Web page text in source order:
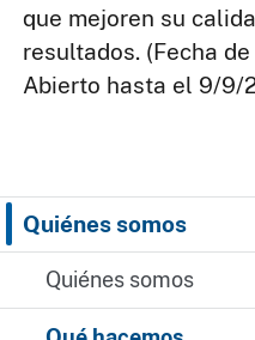
Quiénes somos
Quiénes somos
que mejoren su
resultados. (Fecha
Abierto hasta el 9/9/